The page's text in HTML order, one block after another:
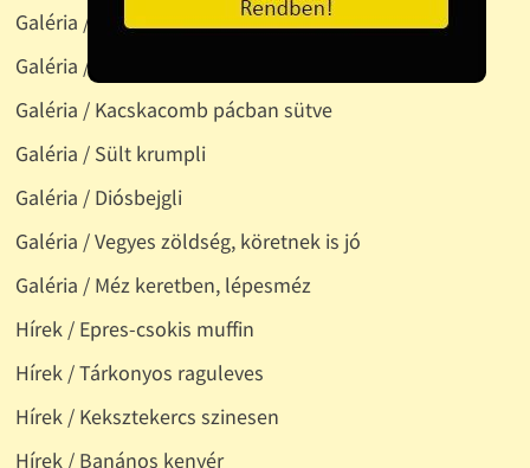
Galéria / Füstölt szalonna, szalámi
Galéria / Füstölt - pácolt disznóságok
Galéria / Kacskacomb pácban sütve
Galéria / Sült krumpli
Galéria / Diósbejgli
Galéria / Vegyes zöldség, köretnek is jó
Galéria / Méz keretben, lépesméz
Hírek / Epres-csokis muffin
Hírek / Tárkonyos raguleves
Hírek / Keksztekercs szinesen
Hírek / Banános kenyér